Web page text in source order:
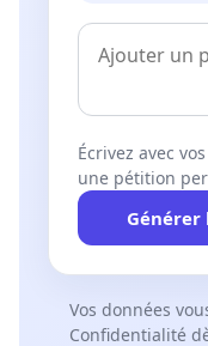
Écrivez avec
une pétition
Vos données
Confidentialité